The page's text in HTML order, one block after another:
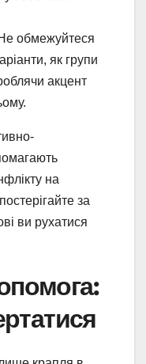
обмежуйтеся
як групи
акцент
на
за
ви рухатися